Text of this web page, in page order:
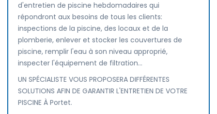
d'entretien de piscine hebdomadaires qui
répondront aux besoins de tous les clients:
inspections de la piscine, des locaux et de la
plomberie, enlever et stocker les couvertures de
piscine, remplir l'eau à son niveau approprié,
inspecter l'équipement de filtration...
UN SPÉCIALISTE VOUS PROPOSERA DIFFÉRENTES
SOLUTIONS AFIN DE GARANTIR L'ENTRETIEN DE VOTRE
PISCINE À Portet.